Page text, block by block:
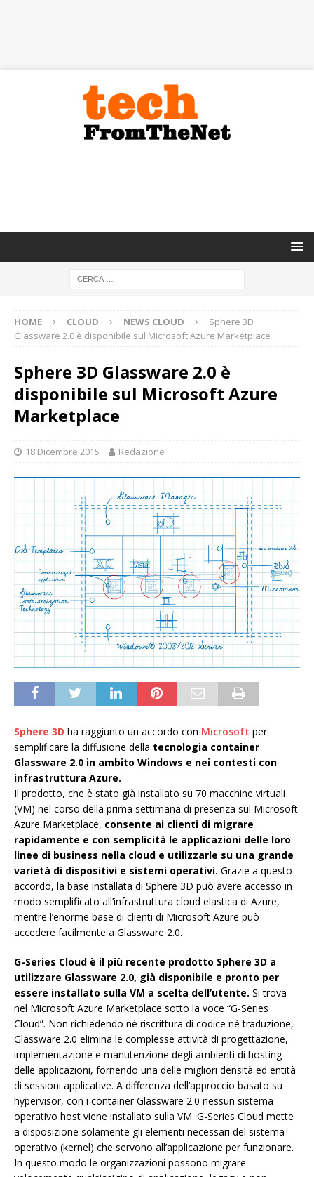
HOME CLOUD NEWS CLOUD
Sphere 3D
Glassware 2.0 è disponibile sul Microsoft Azure Marketplace
Sphere 3D Glassware 2.0 è
disponibile sul Microsoft Azure
Marketplace
18 Dicembre 2015 Redazione
Sphere 3D ha raggiunto un accordo con Microsoft per
semplificare la diffusione della tecnologia container
Glassware 2.0 in ambito Windows e nei contesti con
infrastruttura Azure.
Il prodotto, che è stato già installato su 70 macchine virtuali
(VM) nel corso della prima settimana di presenza sul Microsoft
Azure Marketplace, consente ai clienti di migrare
rapidamente e con semplicità le applicazioni delle loro
linee di business nella cloud e utilizzarle su una grande
varietà di dispositivi e sistemi operativi. Grazie a questo
accordo, la base installata di Sphere 3D può avere accesso in
modo semplificato all’infrastruttura cloud elastica di Azure,
mentre l’enorme base di clienti di Microsoft Azure può
accedere facilmente a Glassware 2.0.
G-Series Cloud è il più recente prodotto Sphere 3D a
utilizzare Glassware 2.0, già disponibile e pronto per
essere installato sulla VM a scelta dell’utente. Si trova
nel Microsoft Azure Marketplace sotto la voce “G-Series
Cloud”. Non richiedendo né riscrittura di codice né traduzione,
Glassware 2.0 elimina le complesse attività di progettazione,
implementazione e manutenzione degli ambienti di hosting
delle applicazioni, fornendo una delle migliori densità ed entità
di sessioni applicative. A differenza dell’approccio basato su
hypervisor, con i container Glassware 2.0 nessun sistema
operativo host viene installato sulla VM. G-Series Cloud mette
a disposizione solamente gli elementi necessari del sistema
operativo (kernel) che servono all’applicazione per funzionare.
In questo modo le organizzazioni possono migrare